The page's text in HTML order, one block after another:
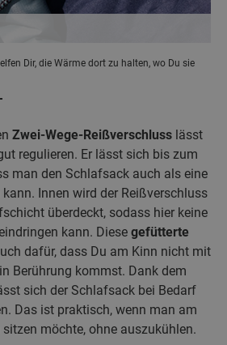
Dir, die Wärme dort zu halten, wo Du sie
Zwei-Wege-Reißverschluss lässt
regulieren. Er lässt sich bis zum
man den Schlafsack auch als eine
Innen wird der Reißverschluss
überdeckt, sodass hier keine
kann. Diese gefütterte
dafür, dass Du am Kinn nicht mit
Berührung kommst. Dank dem
sich der Schlafsack bei Bedarf
Das ist praktisch, wenn man am
möchte, ohne auszukühlen.